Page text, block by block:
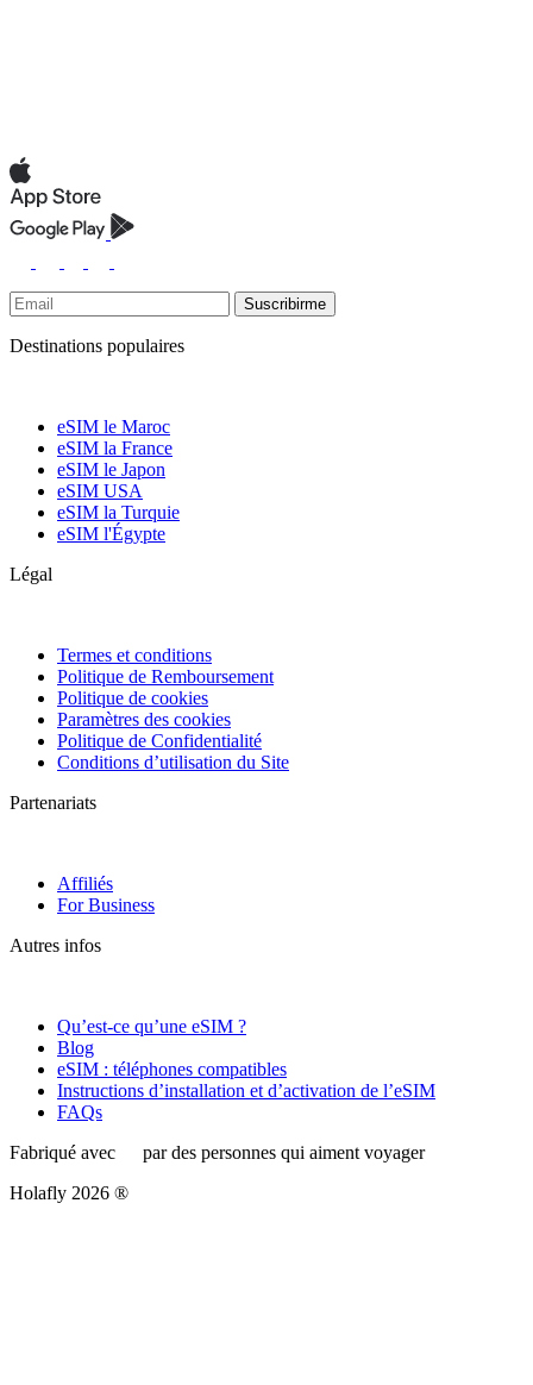
Suscribirme
Destinations populaires
eSIM le Maroc
eSIM la France
eSIM le Japon
eSIM USA
eSIM la Turquie
eSIM l'Égypte
Légal
Termes et conditions
Politique de Remboursement
Politique de cookies
Paramètres des cookies
Politique de Confidentialité
Conditions d’utilisation du Site
Partenariats
Affiliés
For Business
Autres infos
Qu’est-ce qu’une eSIM ?
Blog
eSIM : téléphones compatibles
Instructions d’installation et d’activation de l’eSIM
FAQs
Fabriqué avec
par des personnes qui aiment voyager
Holafly 2026 ®